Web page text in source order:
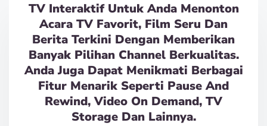
TV Interaktif Untuk Anda Menonton
Acara TV Favorit, Film Seru Dan
Berita Terkini Dengan Memberikan
Banyak Pilihan Channel Berkualitas.
Anda Juga Dapat Menikmati Berbagai
Fitur Menarik Seperti Pause And
Rewind, Video On Demand, TV
Storage Dan Lainnya.